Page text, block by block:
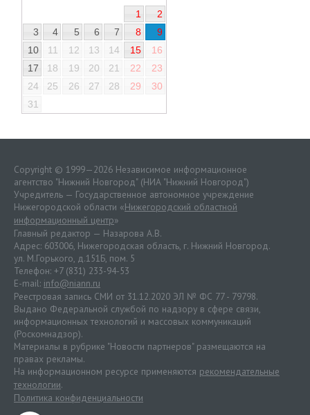
1
2
3
4 5 6 7 8
9
10
11 12 13 14 15
16
17
18 19 20 21 22
23
24
25 26 27 28 29
30
31
Copyright © 1999—2026 Независимое информационное
агентство "Нижний Новгород" (НИА "Нижний Новгород")
Учредитель — Государственное автономное учреждение
Нижегородской области «Нижегородский областной
информационный центр»
Главный редактор — Назарова А.В.
Адрес: 603006, Нижегородская область, г. Нижний Новгород.
ул. М.Горького, д.151Б, пом. 5
Телефон: +7 (831) 233-94-53
E-mail: info@niann.ru
Реестровая запись СМИ от 31.12.2020 ЭЛ № ФС 77 - 79798.
Выдано Федеральной службой по надзору в сфере связи,
информационных технологий и массовых коммуникаций
(Роскомнадзор).
Материалы в рубрике "Новости партнеров" размещаются на
правах рекламы.
На информационном ресурсе применяются рекомендательные
технологии.
Политика конфиденциальности